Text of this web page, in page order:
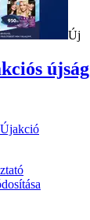
Új
újság
Újakció